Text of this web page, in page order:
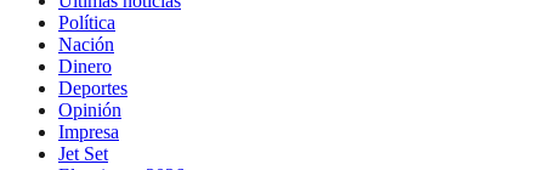
Política
Nación
Dinero
Deportes
Opinión
Impresa
Jet Set